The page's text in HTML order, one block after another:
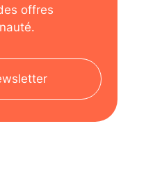
offres